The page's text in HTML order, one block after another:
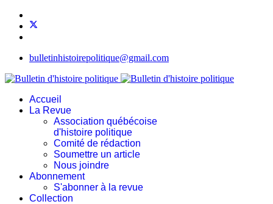
bulletinhistoirepolitique@gmail.com
Accueil
La Revue
Association québécoise
d'histoire politique
Comité de rédaction
Soumettre un article
Nous joindre
Abonnement
S'abonner à la revue
Collection